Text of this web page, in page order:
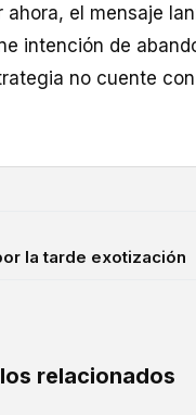
ahora, el mensaje
intención de
no cuente
la tarde exotización
relacionados